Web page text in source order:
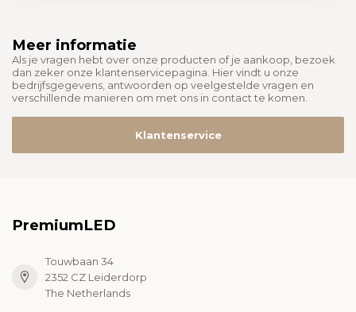
Meer informatie
Als je vragen hebt over onze producten of je aankoop, bezoek
dan zeker onze klantenservicepagina. Hier vindt u onze
bedrijfsgegevens, antwoorden op veelgestelde vragen en
verschillende manieren om met ons in contact te komen.
Klantenservice
PremiumLED
Touwbaan 34
2352 CZ Leiderdorp
The Netherlands